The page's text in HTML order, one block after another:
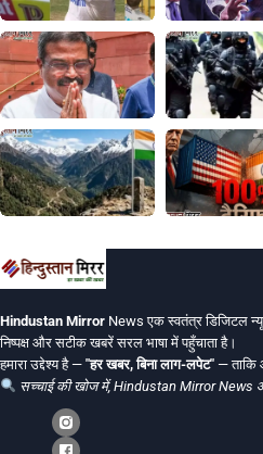
Hindustan Mirror News एक स्वतंत्र डिजिटल
निष्पक्ष और सटीक खबरें सरल भाषा में पहुँचाता है।
हमारा उद्देश्य है — "हर खबर, बिना लाग-लपेट" — ताकि
सच्चाई की खोज में, Hindustan Mirror